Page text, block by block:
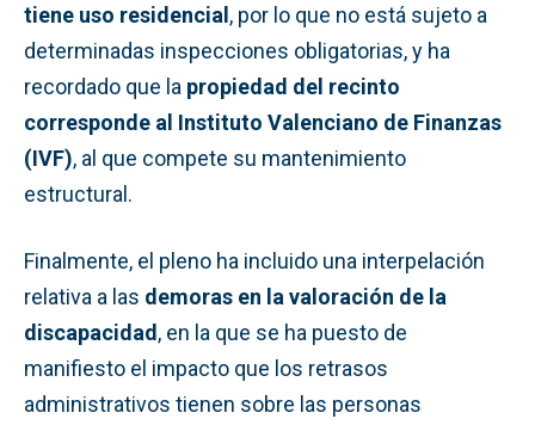
tiene uso residencial, por lo que no está sujeto a
determinadas inspecciones obligatorias, y ha
recordado que la propiedad del recinto
corresponde al Instituto Valenciano de Finanzas
(IVF), al que compete su mantenimiento
estructural.
Finalmente, el pleno ha incluido una interpelación
relativa a las demoras en la valoración de la
discapacidad, en la que se ha puesto de
manifiesto el impacto que los retrasos
administrativos tienen sobre las personas